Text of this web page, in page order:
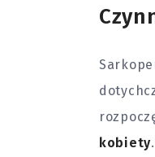
kobiety.